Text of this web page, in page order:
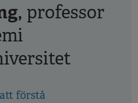
professor
förstå